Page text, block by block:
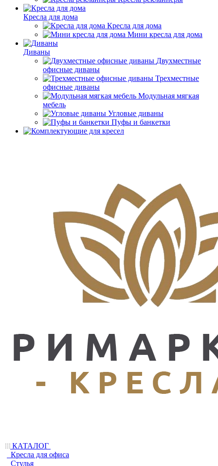
Кресла для дома
Кресла для дома
Мини кресла для дома
Диваны
Двухместные
офисные диваны
Трехместные
офисные диваны
Модульная мягкая
мебель
Угловые диваны
Пуфы и банкетки
КАТАЛОГ
Кресла для офиса
Стулья